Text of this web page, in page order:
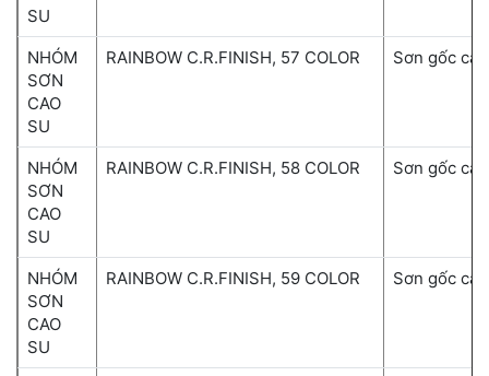
SU
NHÓM
SƠN
CAO
SU
RAINBOW C.R.FINISH, 57 COLOR Sơn gốc
NHÓM
SƠN
CAO
SU
RAINBOW C.R.FINISH, 58 COLOR Sơn gốc
NHÓM
SƠN
CAO
SU
RAINBOW C.R.FINISH, 59 COLOR Sơn gốc